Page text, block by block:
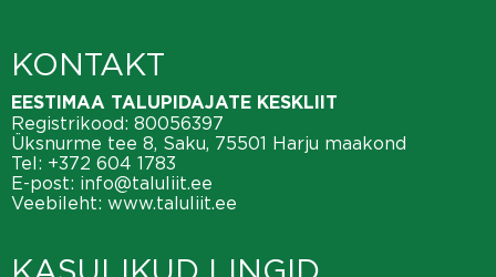
KONTAKT
EESTIMAA TALUPIDAJATE KESKLIIT
Registrikood: 80056397
Üksnurme tee 8, Saku, 75501 Harju maakond
Tel: +372 604 1783
E-post: info@taluliit.ee
Veebileht: www.taluliit.ee
KASULIKUD LINGID